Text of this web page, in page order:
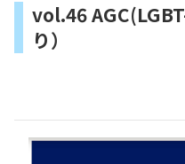
vol.46
り）